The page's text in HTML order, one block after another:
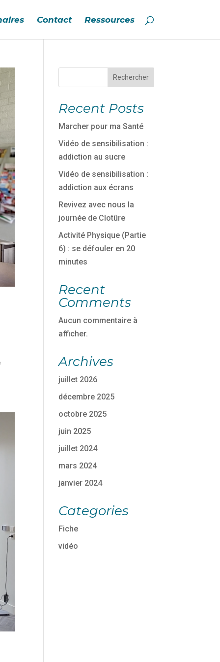
Contact Ressources
Rechercher
Recent Posts
Marcher pour ma Santé
Vidéo de sensibilisation :
addiction au sucre
Vidéo de sensibilisation :
addiction aux écrans
Revivez avec nous la
journée de Clotûre
Activité Physique (Partie
6) : se défouler en 20
minutes
Recent
Comments
Aucun commentaire à
afficher.
Archives
juillet 2026
décembre 2025
octobre 2025
juin 2025
juillet 2024
mars 2024
janvier 2024
Categories
Fiche
vidéo